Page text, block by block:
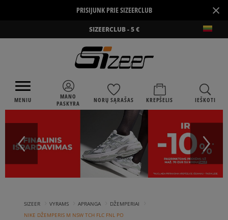
PRISIJUNK PRIE SIZEERCLUB ×
SIZEERCLUB - 5 €
MENIU
MANO
PASKYRA
NORŲ SĄRAŠAS KREPŠELIS IEŠKOTI
SIZEER VYRAMS APRANGA DŽEMPERIAI
NIKE DŽEMPERIS M NSW TCH FLC FNL PO